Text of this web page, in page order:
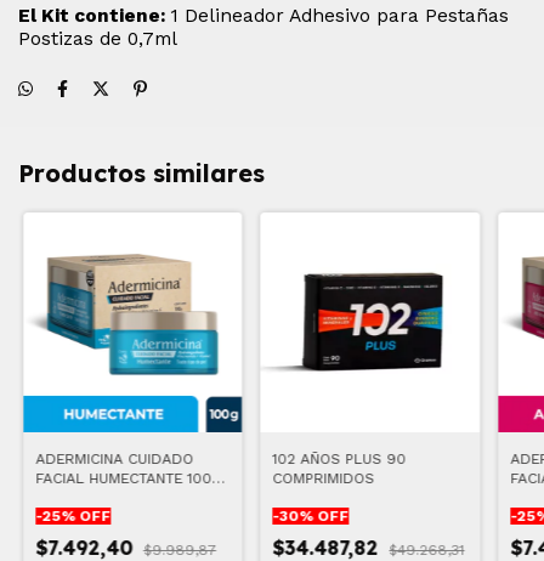
El Kit contiene: 1 Delineador Adhesivo para Pestañas
Postizas de 0,7ml
Productos similares
ADERMICINA CUIDADO
FACIAL HUMECTANTE 100
-25% OFF
$7.492,40 $9.989,87
102 AÑOS PLUS 90
COMPRIMIDOS
-30% OFF
$34.487,82 $49.268,31
-25